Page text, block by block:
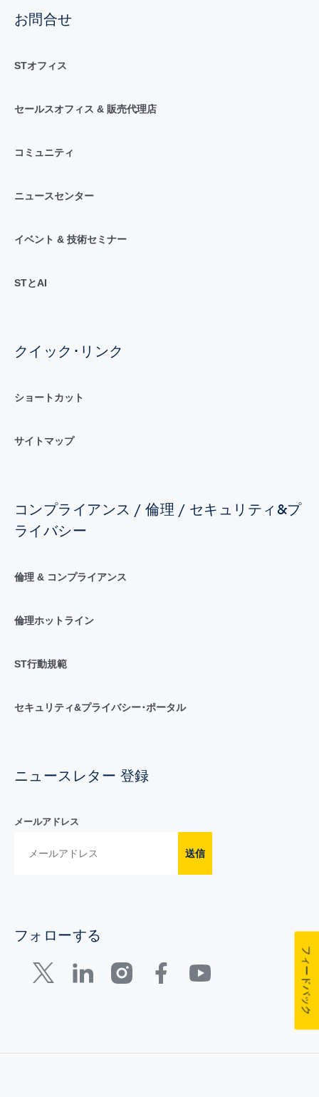
お問合せ
STオフィス
セールスオフィス & 販売代理店
コミュニティ
ニュースセンター
イベント & 技術セミナー
STとAI
クイック･リンク
ショートカット
サイトマップ
コンプライアンス / 倫理 / セキュリティ&プ
ライバシー
倫理 & コンプライアンス
倫理ホットライン
ST行動規範
セキュリティ&プライバシー･ポータル
ニュースレター 登録
メールアドレス
送信
フォローする
フィードバック